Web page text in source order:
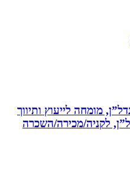
לייעוץ ותיווך
מכירה/השכרה